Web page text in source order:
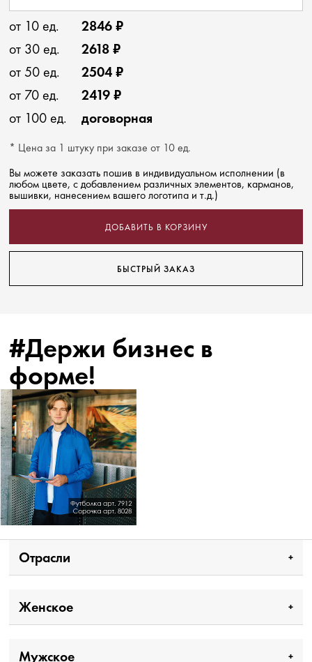
от 10 ед.
2846 ₽
от 30 ед.
2618 ₽
от 50 ед.
2504 ₽
от 70 ед.
2419 ₽
от 100 ед.
договорная
* Цена за 1 штуку при заказе от 10 ед.
Вы можете заказать пошив в индивидуальном исполнении (в
любом цвете, с добавлением различных элементов, карманов,
вышивки, нанесением вашего логотипа и т.д.)
ДОБАВИТЬ В КОРЗИНУ
БЫСТРЫЙ ЗАКАЗ
#Держи бизнес в
форме!
Отрасли
Женское
Мужское